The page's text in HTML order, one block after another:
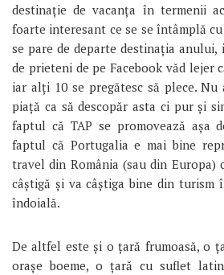
destinație de vacanța în termenii
foarte interesant ce se se întâmplă
se pare de departe destinația
de prieteni de pe Facebook văd lejer
iar alți 10 se pregătesc să plece.
piață ca să descopăr asta ci pur și
faptul că TAP se promovează așa
faptul că Portugalia e mai bine
travel din România (sau din Europa)
câștigă și va câștiga bine din turism
îndoială.
De altfel este și o țară frumoasă, o
orașe boeme, o țară cu suflet